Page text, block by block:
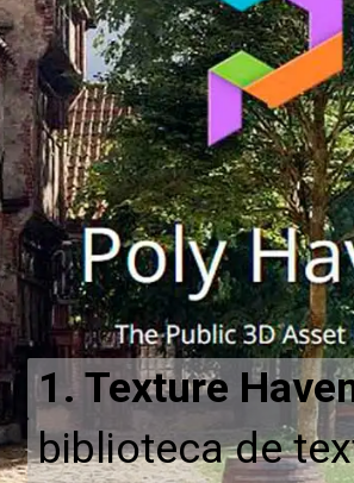
1. Texture
biblioteca de
1 .Texture
biblioteca de